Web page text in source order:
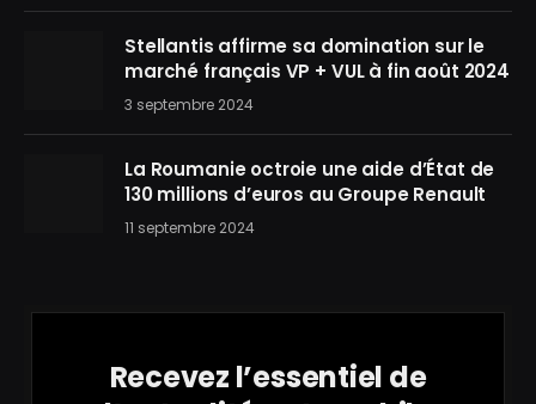
Stellantis affirme sa domination sur le
marché français VP + VUL à fin août 2024
3 septembre 2024
La Roumanie octroie une aide d’État de
130 millions d’euros au Groupe Renault
11 septembre 2024
Recevez l’essentiel de